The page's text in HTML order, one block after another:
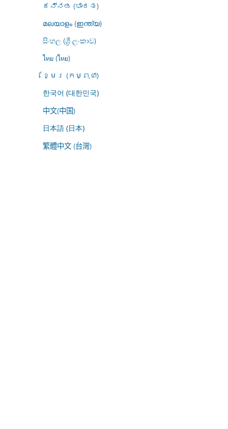
ಕನ್ನಡ (ಭಾರತ)
മലയാളം (ഇന്ത്യ)
සිංහල (ශ්‍රී ලංකාව)
ไทย (ไทย)
ខ្មែរ (កម្ពុជា)
한국어 (대한민국)
中文(中国)
日本語 (日本)
繁體中文 (台灣)